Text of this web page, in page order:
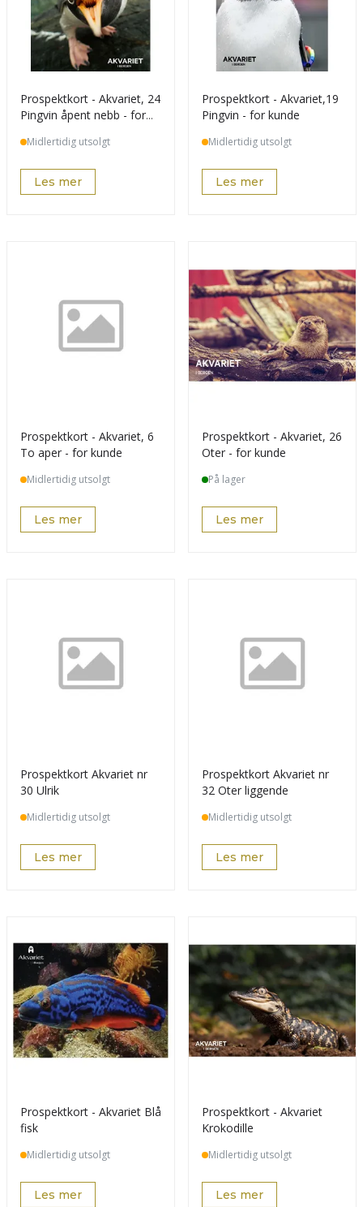
Prospektkort - Akvariet, 24
Pingvin åpent nebb - for
Midlertidig utsolgt
Les mer
Prospektkort - Akvariet,19
Pingvin - for kunde
Midlertidig utsolgt
Les mer
Prospektkort - Akvariet, 6
To aper - for kunde
Midlertidig utsolgt
Les mer
Prospektkort - Akvariet, 26
Oter - for kunde
På lager
Les mer
Prospektkort Akvariet nr
30 Ulrik
Midlertidig utsolgt
Les mer
Prospektkort Akvariet nr
32 Oter liggende
Midlertidig utsolgt
Les mer
Prospektkort - Akvariet Blå
fisk
Midlertidig utsolgt
Les mer
Prospektkort - Akvariet
Krokodille
Midlertidig utsolgt
Les mer